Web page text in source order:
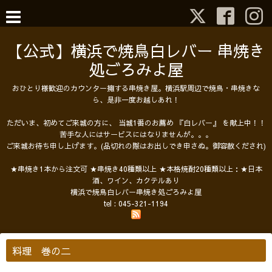
【公式】横浜で焼鳥白レバー 串焼き
処ごろみよ屋
おひとり様歓迎のカウンター擁する串焼き屋。横浜駅周辺で焼鳥・串焼きな
ら、是非一度お越しあれ！
ただいま、初めてご来城の方に、 当城1番のお薦め 『白レバー』 を献上中！！
苦手な人にはサービスにはなりませんが。。。
ご来城お待ち申し上げます。(品切れの際はお出しでき申さぬ。御容赦くだされ)
★串焼き1本から注文可 ★串焼き40種類以上 ★本格焼酎20種類以上：★日本
酒、ワイン、カクテルあり
横浜で焼鳥白レバー串焼き処ごろみよ屋
tel : 045-321-1194
料理 巻の二